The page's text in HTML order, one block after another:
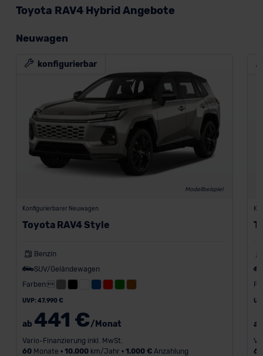
Toyota RAV4 Hybrid Angebote
Neuwagen
Modellbeispiel
konfigurierbar
Konfigurierbarer Neuwagen
Toyota RAV4 Style
Benzin
SUV/Geländewagen
Farben:
UVP: 47.990 €
ab 441 €/Monat
Vario-Finanzierung inkl. MwSt.
60Monate • 10.000km/Jahr • 1.000 €Anzahlung
60